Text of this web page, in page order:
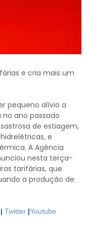
e cria mais um
pequeno alívio a
ano passado
de estiagem,
e
A Agência
nesta terça-
tarifárias, que
a produção de
| Twitter |Youtube